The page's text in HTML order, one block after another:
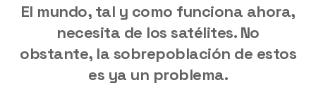
El mundo, tal y como funciona ahora,
necesita de los satélites. No
obstante, la sobrepoblación de estos
es ya un problema.